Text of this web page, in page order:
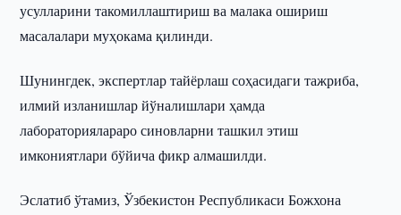
усулларини такомиллаштириш ва малака ошириш
масалалари муҳокама қилинди.
Шунингдек, экспертлар тайёрлаш соҳасидаги тажриба,
илмий изланишлар йўналишлари ҳамда
лабораториялараро синовларни ташкил этиш
имкониятлари бўйича фикр алмашилди.
Эслатиб ўтамиз, Ўзбекистон Республикаси Божхона